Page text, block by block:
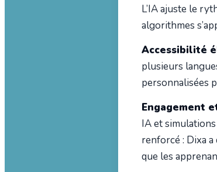
L’IA ajuste le
algorithmes
Accessibilité
plusieurs
personnalisées
Engagement
IA et
renforcé : Dixa
que les